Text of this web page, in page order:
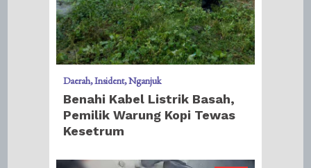
Daerah Insident Nganjuk
Benahi Kabel Listrik Basah,
Pemilik Warung Kopi Tewas
Kesetrum